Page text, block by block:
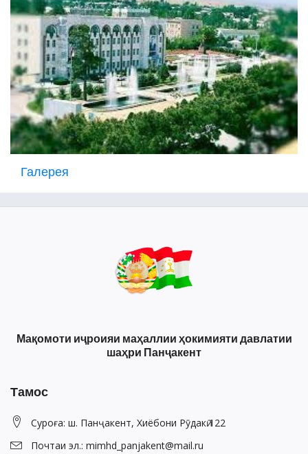
Галерея
Мақомоти иҷроияи маҳаллии ҳокимияти давлатии
шаҳри Панҷакент
Тамос
Суроға: ш. Панҷакент, Хиёбони Рӯдакӣ 122
Почтаи эл.: mimhd_panjakent@mail.ru